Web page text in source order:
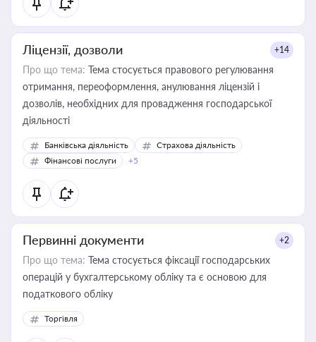
Ліцензії, дозволи +14
Про що тема: Тема стосується правового регулювання
отримання, переоформлення, анулювання ліцензій і
дозволів, необхідних для провадження господарської
діяльності
Банківська діяльність
Страхова діяльність
Фінансові послуги
+5
Первинні документи +2
Про що тема: Тема стосується фіксації господарських
операцій у бухгалтерському обліку та є основою для
податкового обліку
Торгівля